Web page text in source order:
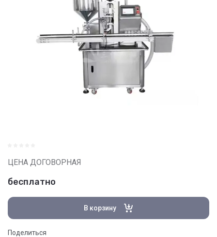
ЦЕНА ДОГОВОРНАЯ
бесплатно
В корзину
Поделиться